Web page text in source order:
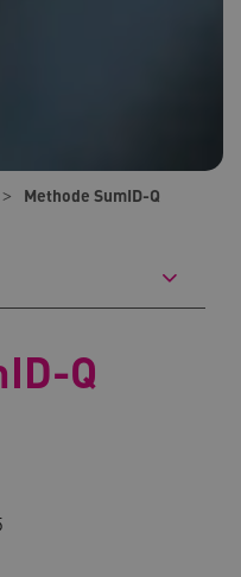
Methode SumID-Q
Q